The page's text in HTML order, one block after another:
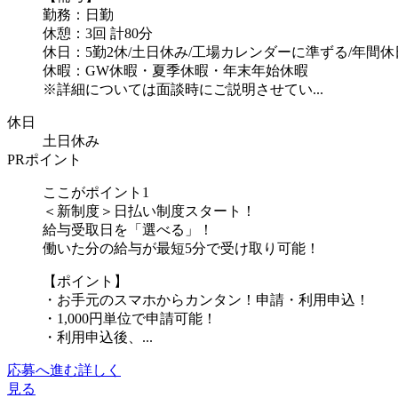
勤務：日勤
休憩：3回 計80分
休日：5勤2休/土日休み/工場カレンダーに準ずる/年間休
休暇：GW休暇・夏季休暇・年末年始休暇
※詳細については面談時にご説明させてい...
休日
土日休み
PRポイント
ここがポイント1
＜新制度＞日払い制度スタート！
給与受取日を「選べる」！
働いた分の給与が最短5分で受け取り可能！
【ポイント】
・お手元のスマホからカンタン！申請・利用申込！
・1,000円単位で申請可能！
・利用申込後、...
応募へ進む詳しく
見る